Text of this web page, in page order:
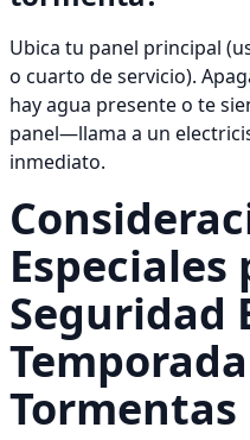
Ubica tu panel principal
o cuarto de servicio).
hay agua presente o te
panel—llama a un
inmediato.
Especiales
Seguridad
Tormentas